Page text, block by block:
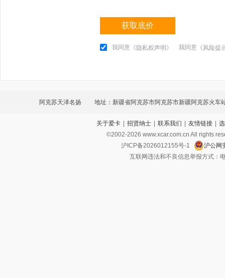
获取底价
我同意 《隐私权声明》 我同意 《风险提
阿克苏天泽名扬 地址：新疆省阿克苏市阿克苏市新疆阿克苏火车
环路1号
关于爱卡 | 招贤纳士 | 联系我们 | 友情链接 |
©2002-2026 www.xcar.com.cn All rights
沪ICP备2026012155号-1
沪公网
互联网违法和不良信息举报方式：